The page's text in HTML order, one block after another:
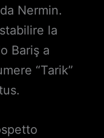
Nermin.
la
Bariş a
“Tarik”